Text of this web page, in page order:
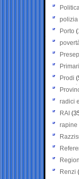
polizia
Porto
Prodi
radici
RAI
rapine
Renzi